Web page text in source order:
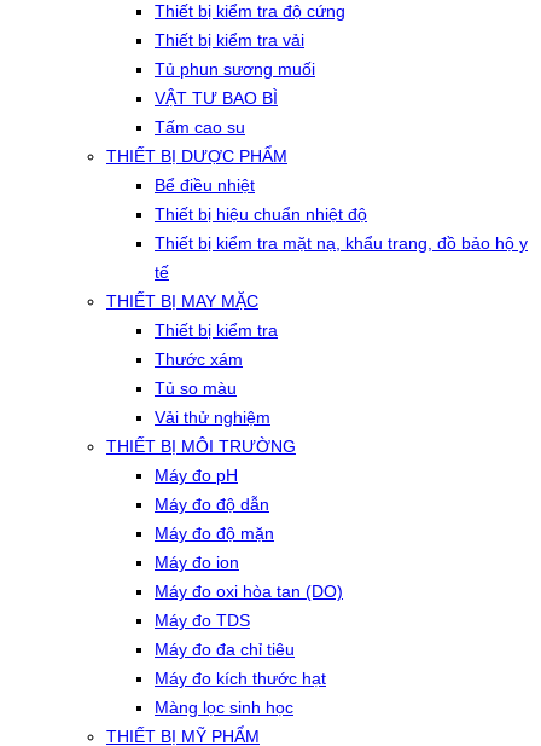
Thiết bị kiểm tra độ cứng
Thiết bị kiểm tra vải
Tủ phun sương muối
VẬT TƯ BAO BÌ
Tấm cao su
THIẾT BỊ DƯỢC PHẨM
Bể điều nhiệt
Thiết bị hiệu chuẩn nhiệt độ
Thiết bị kiểm tra mặt nạ, khẩu trang, đồ bảo hộ y
tế
THIẾT BỊ MAY MẶC
Thiết bị kiểm tra
Thước xám
Tủ so màu
Vải thử nghiệm
THIẾT BỊ MÔI TRƯỜNG
Máy đo pH
Máy đo độ dẫn
Máy đo độ mặn
Máy đo ion
Máy đo oxi hòa tan (DO)
Máy đo TDS
Máy đo đa chỉ tiêu
Máy đo kích thước hạt
Màng lọc sinh học
THIẾT BỊ MỸ PHẨM